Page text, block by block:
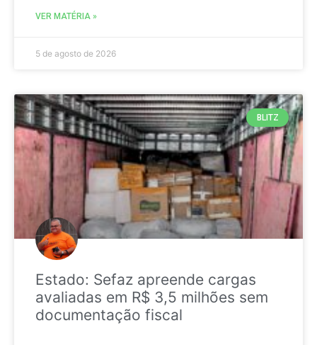
VER MATÉRIA »
5 de agosto de 2026
BLITZ
Estado: Sefaz apreende cargas
avaliadas em R$ 3,5 milhões sem
documentação fiscal